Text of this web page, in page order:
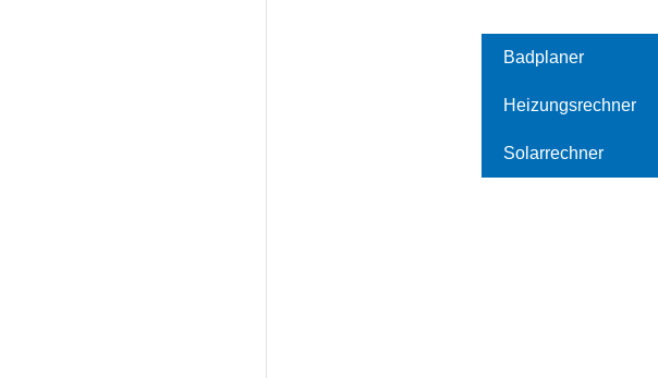
Badplaner
Heizungsrechner
Solarrechner